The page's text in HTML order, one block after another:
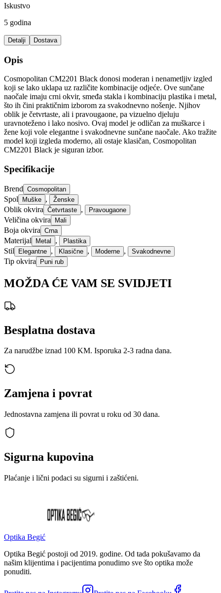
Iskustvo
5 godina
Detalji Dostava
Opis
Cosmopolitan CM2201 Black donosi moderan i nenametljiv izgled
koji se lako uklapa uz različite kombinacije odjeće. Ove sunčane
naočale imaju crni okvir, smeđa stakla i kombinaciju plastika i metal,
što ih čini praktičnim izborom za svakodnevno nošenje. Njihov
oblik je četvrtaste, ali i pravougaone, pa vizuelno djeluju
uravnoteženo i lako nosivo. Ovaj model je odličan za muškarce i
žene koji vole elegantne i svakodnevne sunčane naočale. Ako tražite
model koji izgleda moderno, ali ostaje klasičan, Cosmopolitan
CM2201 Black je siguran izbor.
Specifikacije
Brend Cosmopolitan
Spol Muške , Ženske
Oblik okvira Četvrtaste , Pravougaone
Veličina okvira Mali
Boja okvira Crna
Materijal Metal , Plastika
Stil Elegantne , Klasične , Moderne , Svakodnevne
Tip okvira Puni rub
MOŽDA ĆE VAM SE SVIDJETI
Besplatna dostava
Za narudžbe iznad 100 KM. Isporuka 2-3 radna dana.
Zamjena i povrat
Jednostavna zamjena ili povrat u roku od 30 dana.
Sigurna kupovina
Plaćanje i lični podaci su sigurni i zaštićeni.
Optika Begić
Optika Begić postoji od 2019. godine. Od tada pokušavamo da
našim klijentima i pacijentima ponudimo sve što optika može
ponuditi.